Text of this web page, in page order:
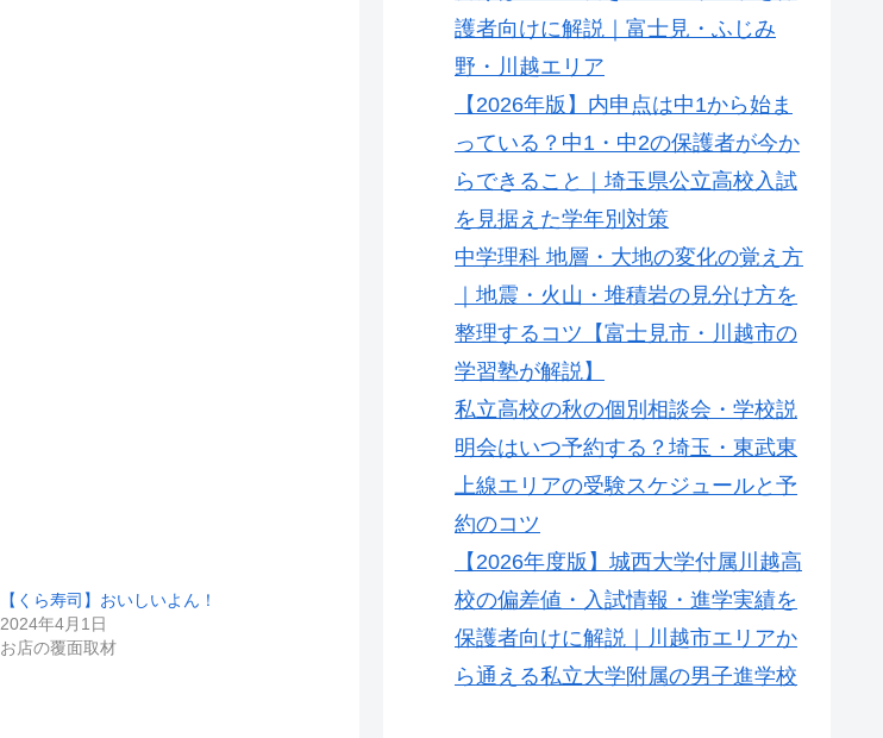
【くら寿司】おいしいよん！
2024年4月1日
お店の覆面取材
護者向けに解説｜富士見・ふじみ
野・川越エリア
【2026年版】内申点は中1から始ま
っている？中1・中2の保護者が今か
らできること｜埼玉県公立高校入試
を見据えた学年別対策
中学理科 地層・大地の変化の覚え方
｜地震・火山・堆積岩の見分け方を
整理するコツ【富士見市・川越市の
学習塾が解説】
私立高校の秋の個別相談会・学校説
明会はいつ予約する？埼玉・東武東
上線エリアの受験スケジュールと予
約のコツ
【2026年度版】城西大学付属川越高
校の偏差値・入試情報・進学実績を
保護者向けに解説｜川越市エリアか
ら通える私立大学附属の男子進学校